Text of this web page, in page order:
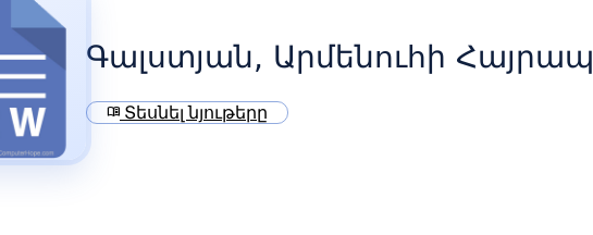
Գալստյան, Արմենուհի
menu_book Տեսնել նյութերը